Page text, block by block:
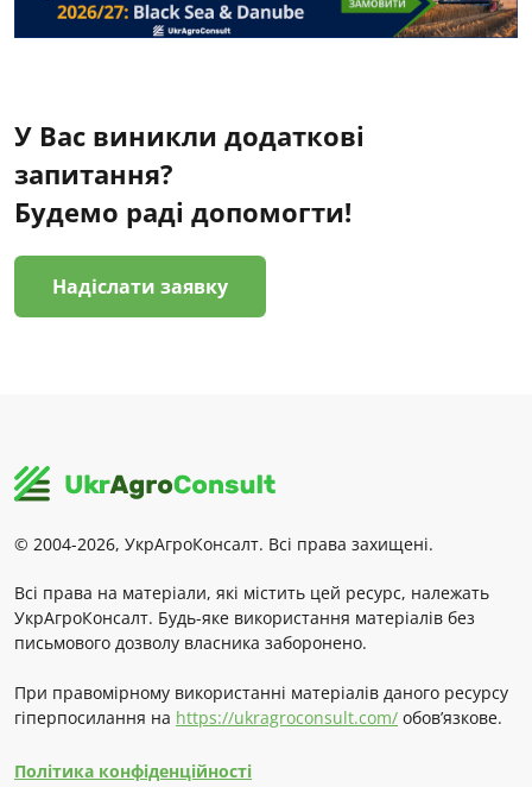
У Вас виникли додаткові
запитання?
Будемо раді допомогти!
Надіслати заявку
© 2004-2026, УкрАгроКонсалт. Всі права захищені.
Всі права на матеріали, які містить цей ресурс, належать
УкрАгроКонсалт. Будь-яке використання матеріалів без
письмового дозволу власника заборонено.
При правомірному використанні матеріалів даного ресурсу
гіперпосилання на https://ukragroconsult.com/ обов’язкове.
Політика конфіденційності